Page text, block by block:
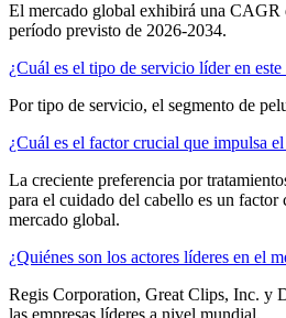
El mercado global exhibirá una CAGR
período previsto de 2026-2034.
¿Cuál es el tipo de servicio líder en este
Por tipo de servicio, el segmento de
¿Cuál es el factor crucial que impulsa
La creciente preferencia por
para el cuidado del cabello es un factor
mercado global.
¿Quiénes son los actores líderes en el
Regis Corporation, Great Clips, Inc. y